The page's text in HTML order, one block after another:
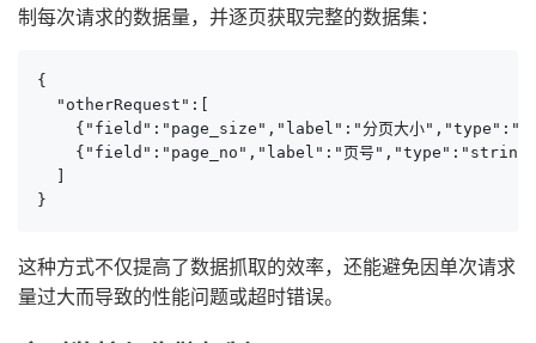
制每次请求的数据量，并逐页获取完整的数据集：
{
  "otherRequest":[
{"field":"page_size","label":"分页大小
{"field":"page_no","label":"页号
}
这种方式不仅提高了数据抓取的效率，还能避免因单次请求
量过大而导致的性能问题或超时错误。